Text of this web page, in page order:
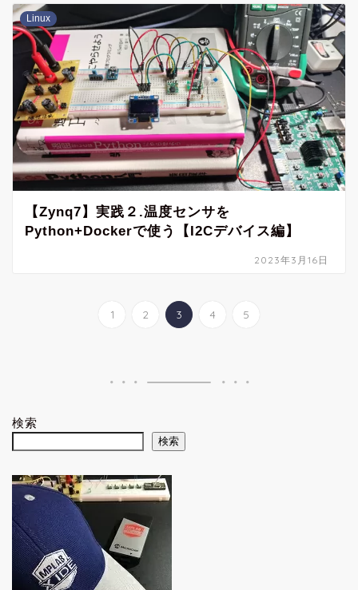
Linux
【Zynq7】実践２.温度センサを
Python+Dockerで使う【I2Cデバイス編】
2023年3月16日
1 2 3 4 5
検索
検索